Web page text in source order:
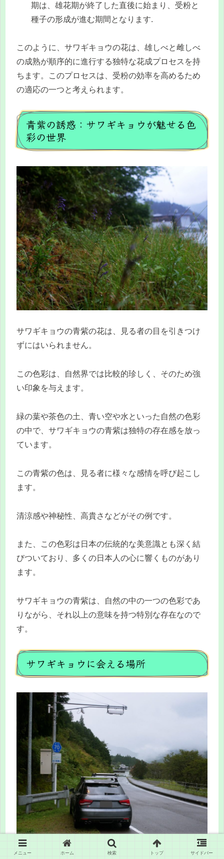
期は、雄花期が終了した直後に始まり、受粉と
種子の形成が進む期間となります.
このように、サワギキョウの花は、雄しべと雌しべ
の成熟が順序的に進行する独特な花成プロセスを持
ちます。このプロセスは、受粉の効率を高めるため
の適応の一つと考えられます。
青紫の誘惑：サワギキョウが魅せる色
彩の世界
サワギキョウの青紫の花は、見る者の目を引きつけ
ずにはいられません。
この色彩は、自然界では比較的珍しく、そのため強
い印象を与えます。
緑の葉や茶色の土、青い空や水といった自然の色彩
の中で、サワギキョウの青紫は独特の存在感を放っ
ています。
この青紫の色は、見る者に様々な感情を呼び起こし
ます。
清涼感や神秘性、高貴さなどがその例です。
また、この色彩は日本の伝統的な美意識とも深く結
びついており、多くの日本人の心に響くものがあり
ます。
サワギキョウの青紫は、自然の中の一つの色彩であ
りながら、それ以上の意味を持つ特別な存在なので
す。
サワギキョウに会える場所
メニュー ホーム 検索 トップ サイドバー